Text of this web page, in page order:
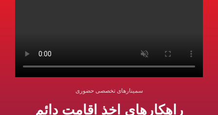
سمینارهای تخصصی حضوری
راهکارهای اخذ اقامت دائم